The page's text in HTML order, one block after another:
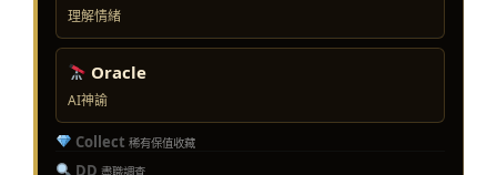
理解情緒
Oracle
AI神諭
Collect 稀有保值收藏
DD 盡職調查